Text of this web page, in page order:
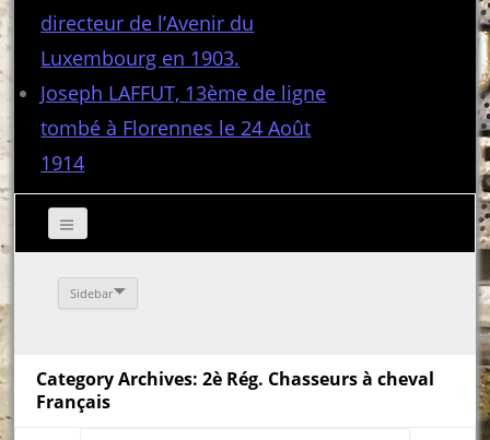
directeur de l’Avenir du
Luxembourg en 1903.
Joseph LAFFUT, 13ème de ligne
tombé à Florennes le 24 Août
1914
Sidebar
Category Archives: 2è Rég. Chasseurs à cheval
Français